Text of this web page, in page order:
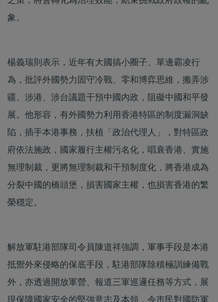
象。
楊義瑞則表示，近年有大國搞小圈子、單邊霸凌行
為，批評外國勢力固守冷戰、零和博弈思維，搬弄涉
疆、涉港、涉台議題干預中國內政，阻礙中國和平發
展。他形容，有外國勢力利用香港特區的制度漏洞缺
陷，插手本港事務，扶植「政治代理人」，對特區政
府依法施政，國家履行主權污名化，唱衰香港、實施
無理制裁，更將無理制裁和干預制度化，將香港成為
分裂中國的橋頭堡，損害國家主權，也損害香港的繁
榮穩定。
解放軍駐港部隊司令員陳道祥強調，軍事手段是本港
抵禦外來侵略的保底手段，駐港部隊除積極訓練備戰
外，亦透過開放軍營、報道三軍巡邏任務等方式，展
現保障國家安全的堅強意志及本領，令市民對國防軍